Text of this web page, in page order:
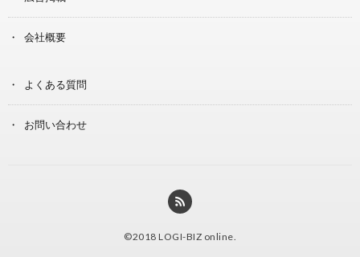
会社概要
よくある質問
お問い合わせ
©2018 LOGI-BIZ online